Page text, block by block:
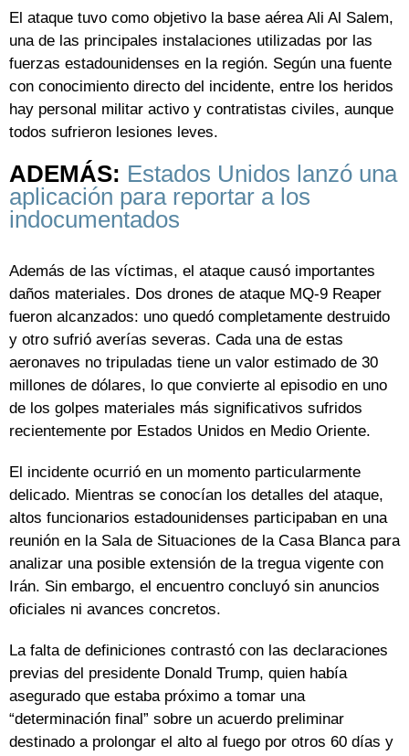
El ataque tuvo como objetivo la base aérea Ali Al Salem,
una de las principales instalaciones utilizadas por las
fuerzas estadounidenses en la región. Según una fuente
con conocimiento directo del incidente, entre los heridos
hay personal militar activo y contratistas civiles, aunque
todos sufrieron lesiones leves.
ADEMÁS: Estados Unidos lanzó una
aplicación para reportar a los
indocumentados
Además de las víctimas, el ataque causó importantes
daños materiales. Dos drones de ataque MQ-9 Reaper
fueron alcanzados: uno quedó completamente destruido
y otro sufrió averías severas. Cada una de estas
aeronaves no tripuladas tiene un valor estimado de 30
millones de dólares, lo que convierte al episodio en uno
de los golpes materiales más significativos sufridos
recientemente por Estados Unidos en Medio Oriente.
El incidente ocurrió en un momento particularmente
delicado. Mientras se conocían los detalles del ataque,
altos funcionarios estadounidenses participaban en una
reunión en la Sala de Situaciones de la Casa Blanca para
analizar una posible extensión de la tregua vigente con
Irán. Sin embargo, el encuentro concluyó sin anuncios
oficiales ni avances concretos.
La falta de definiciones contrastó con las declaraciones
previas del presidente Donald Trump, quien había
asegurado que estaba próximo a tomar una
“determinación final” sobre un acuerdo preliminar
destinado a prolongar el alto al fuego por otros 60 días y